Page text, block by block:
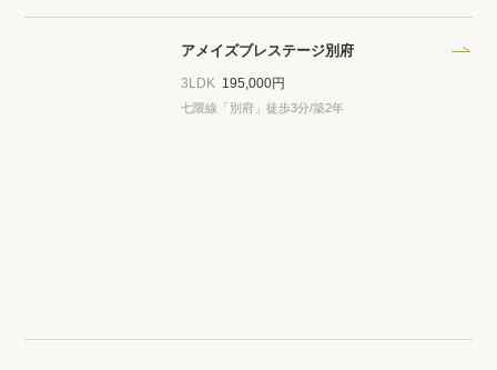
アメイズブレステージ別府
3LDK 195,000円
七隈線「別府」徒歩3分/築2年